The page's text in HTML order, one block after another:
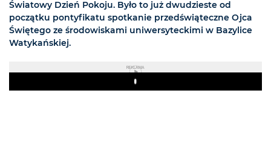
Światowy Dzień Pokoju. Było to już dwudzieste od
początku pontyfikatu spotkanie przedświąteczne Ojca
Świętego ze środowiskami uniwersyteckimi w Bazylice
Watykańskiej.
REKLAMA
Play